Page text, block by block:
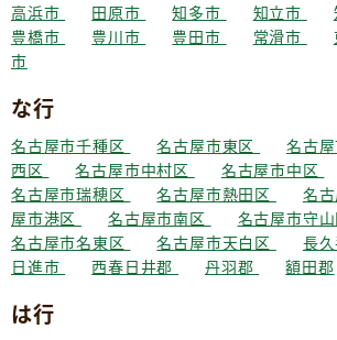
高浜市 田原市 知多市 知立市
豊橋市
豊川市 豊田市 常滑市
市
な行
名古屋市千種区 名古屋市東区 名古
西区
名古屋市中村区 名古屋市中区
名古屋市瑞穂区
名古屋市熱田区 名
屋市港区
名古屋市南区 名古屋市守山
名古屋市名東区
名古屋市天白区 長
日進市
西春日井郡 丹羽郡 額田郡
は行